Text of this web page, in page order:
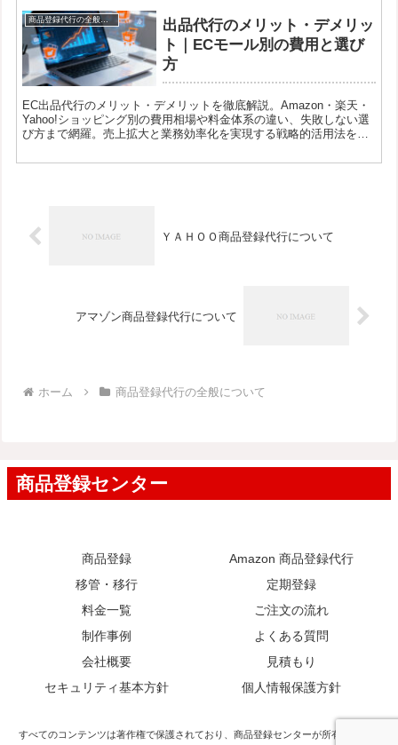
商品登録代行の全般について
出品代行のメリット・デメリッ
ト｜ECモール別の費用と選び
方
EC出品代行のメリット・デメリットを徹底解説。Amazon・楽天・
Yahoo!ショッピング別の費用相場や料金体系の違い、失敗しない選
び方まで網羅。売上拡大と業務効率化を実現する戦略的活用法を紹
ＹＡＨＯＯ商品登録代行について
アマゾン商品登録代行について
ホーム 商品登録代行の全般について
商品登録
Amazon 商品登録代行
移管・移行
定期登録
料金一覧
ご注文の流れ
制作事例
よくある質問
会社概要
見積もり
セキュリティ基本方針
個人情報保護方針
すべてのコンテンツは著作権で保護されており、商品登録センターが所有していま